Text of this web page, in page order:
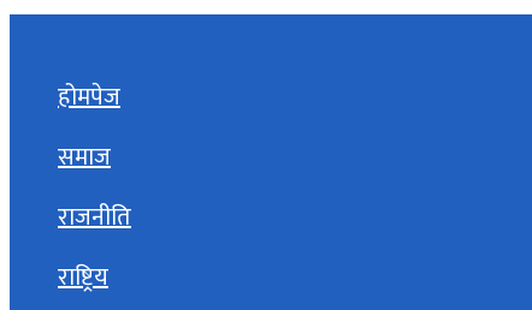
होमपेज
समाज
राजनीति
राष्ट्रिय